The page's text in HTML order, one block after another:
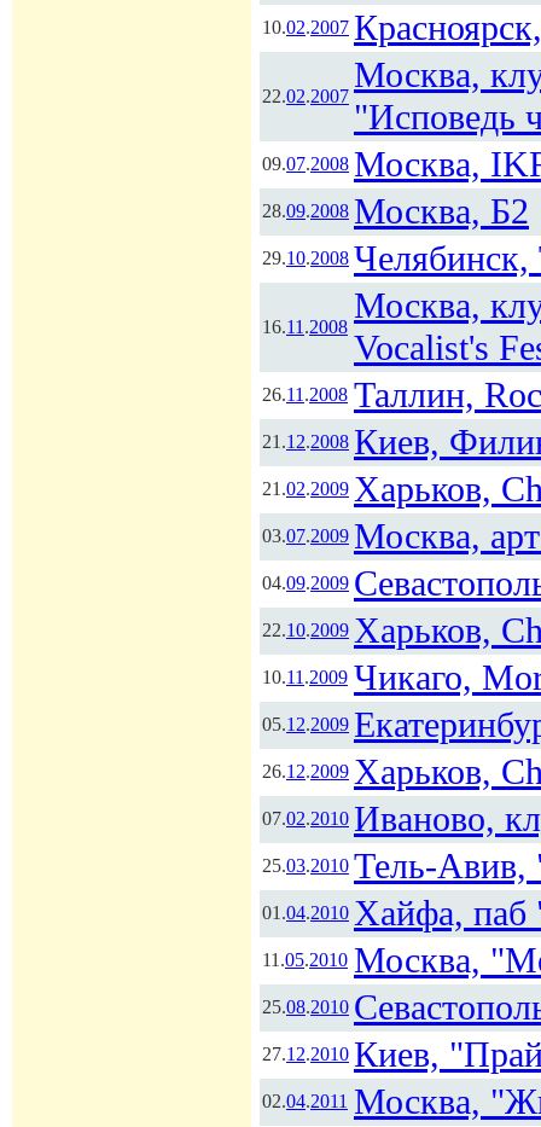
10.02.2007
22.02.2007
Москва,
"Исповедь
09.07.2008 Москва,
28.09.2008 Москва, Б2
29.10.2008 Челябинск,
16.11.2008
Москва,
Vocalist's
26.11.2008 Таллин,
21.12.2008 Киев,
21.02.2009 Харьков,
03.07.2009 Москва,
04.09.2009
22.10.2009 Харьков,
10.11.2009 Чикаго,
05.12.2009
26.12.2009 Харьков,
07.02.2010 Иваново,
25.03.2010 Тель-Авив,
01.04.2010 Хайфа, паб
11.05.2010 Москва,
25.08.2010
27.12.2010 Киев,
02.04.2011 Москва,